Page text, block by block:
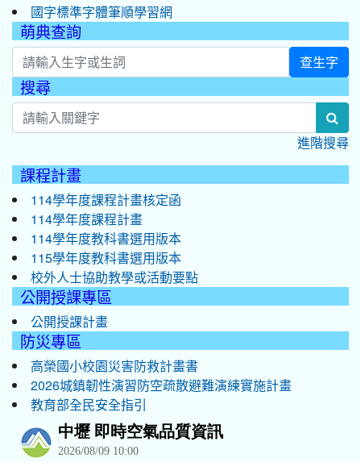
國字標準字體筆順學習網
萌典查詢
查生字
搜尋
進階搜尋
課程計畫
114學年度課程計畫核定函
114學年度課程計畫
114學年度教科書選用版本
115學年度教科書選用版本
校外人士協助教學或活動要點
公開授課專區
公開授課計畫
防災專區
高榮國小校園災害防救計畫書
2026城鎮韌性演習防空疏散避難演練實施計畫
教育部全民安全指引